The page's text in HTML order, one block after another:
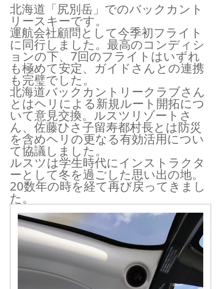
北海道「尻別岳」でのバックカント
リースキーです。
運航会社顧問として今季初フライト
に同行しました。最高のコンディシ
ョンの下、7回のフライトはいずれ
も極めて安定、ガイドさんとの連携
も完璧でした。
北海道バックカントリークラブさん
とはヘリによる新規ルート開拓につ
いて意見交換。ルスツリゾートさ
ん、佐藤ひさ子留寿都村長とは防災
を含めヘリの更なる有効活用につい
て協議しました。
ルスツは学生時代にインストラクタ
ーとして冬を過ごした思い出の地。
20数年の時を経て再び戻ってきまし
た。